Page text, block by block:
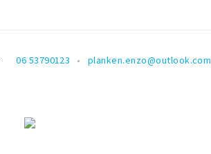
06 53790123 planken.enzo@outlook.com